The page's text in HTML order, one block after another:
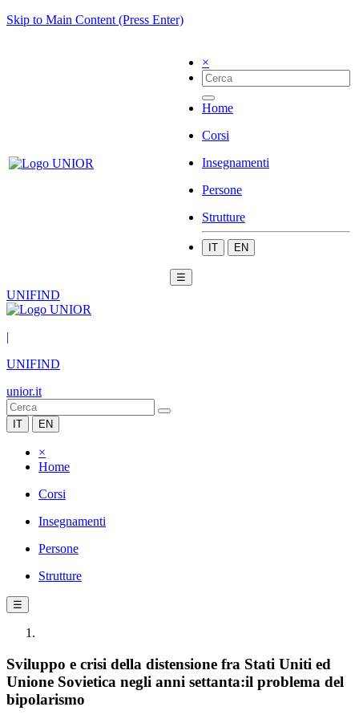
Skip to Main Content (Press Enter)
×
Home
Corsi
Insegnamenti
Persone
Strutture
IT EN
☰
UNIFIND
|
UNIFIND
unior.it
IT EN
×
Home
Corsi
Insegnamenti
Persone
Strutture
☰
Sviluppo e crisi della distensione fra Stati Uniti ed
Unione Sovietica negli anni settanta:il problema del
bipolarismo